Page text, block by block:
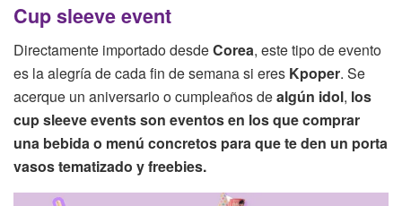
Cup sleeve event
Directamente importado desdeCorea, este tipo de evento
es la alegría de cada fin de semana si eres Kpoper. Se
acerque un aniversario o cumpleaños dealgún idol, los
cup sleeve events son eventos en los que comprar
una bebida o menú concretos para que te den un porta
vasos tematizado y freebies.